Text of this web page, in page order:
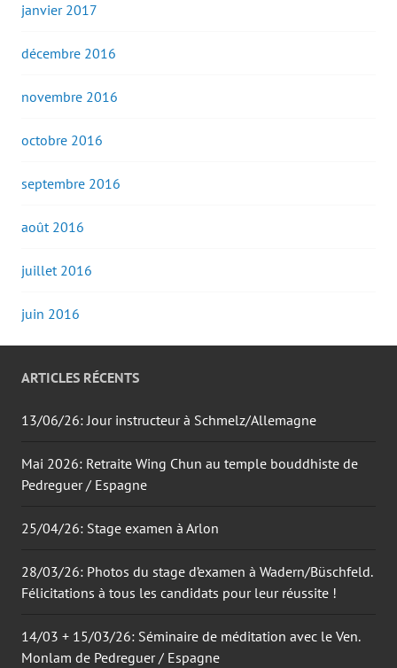
janvier 2017
décembre 2016
novembre 2016
octobre 2016
septembre 2016
août 2016
juillet 2016
juin 2016
ARTICLES RÉCENTS
13/06/26: Jour instructeur à Schmelz/Allemagne
Mai 2026: Retraite Wing Chun au temple bouddhiste de
Pedreguer / Espagne
25/04/26: Stage examen à Arlon
28/03/26: Photos du stage d’examen à Wadern/Büschfeld.
Félicitations à tous les candidats pour leur réussite !
14/03 + 15/03/26: Séminaire de méditation avec le Ven.
Monlam de Pedreguer / Espagne